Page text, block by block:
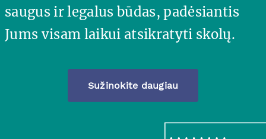
Kontaktai
saugus ir legalus būdas, padėsiantis
Jums visam laikui atsikratyti skolų.
Sužinokite daugiau